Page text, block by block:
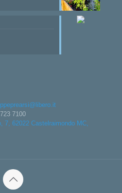
7100
7, 62022 Castelraimondo MC,